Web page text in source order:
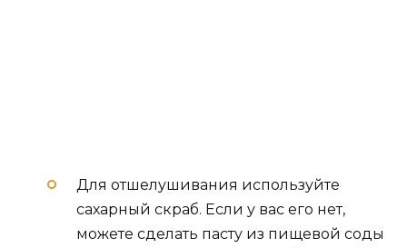
Для отшелушивания используйте
сахарный скраб. Если у вас его нет,
можете сделать пасту из пищевой соды